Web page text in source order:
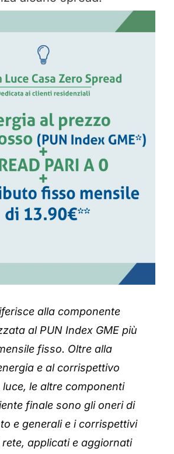
alla componente
al PUN Index GME più
fisso. Oltre alla
e al corrispettivo
le altre componenti
finale sono gli oneri di
e generali e i corrispettivi
applicati e aggiornati